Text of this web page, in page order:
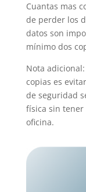
Cuantas mas
de perder los
datos son
mínimo dos
Nota
copias es
de seguridad
física sin
oficina.